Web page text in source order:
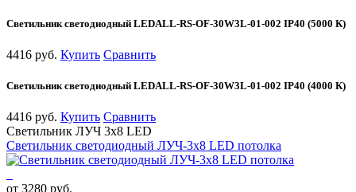
Светильник светодиодный LEDALL-RS-OF-30W3L-01-002 IP40 (5000 К)
4416 руб. Купить Сравнить
Светильник светодиодный LEDALL-RS-OF-30W3L-01-002 IP40 (4000 К)
4416 руб. Купить Сравнить
Светильник ЛУЧ 3х8 LED
Светильник светодиодный ЛУЧ-3х8 LED потолка
от 3280 руб.